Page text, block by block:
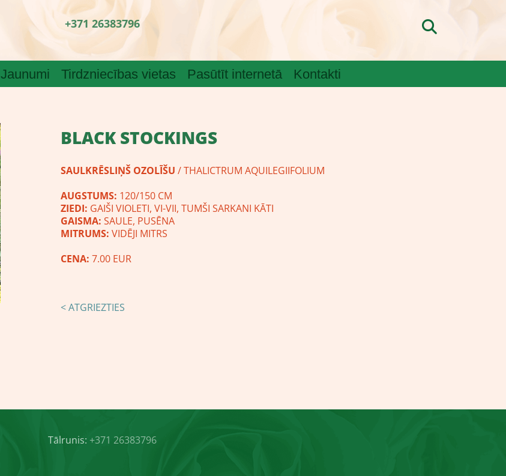
+371 26383796
Jaunumi Tirdzniecības vietas Pasūtīt internetā Kontakti
BLACK STOCKINGS
SAULKRĒSLIŅŠ OZOLĪŠU / THALICTRUM AQUILEGIIFOLIUM
AUGSTUMS: 120/150 CM
ZIEDI: GAIŠI VIOLETI, VI-VII, TUMŠI SARKANI KĀTI
GAISMA: SAULE, PUSĒNA
MITRUMS: VIDĒJI MITRS
CENA: 7.00 EUR
< ATGRIEZTIES
Tālrunis: +371 26383796